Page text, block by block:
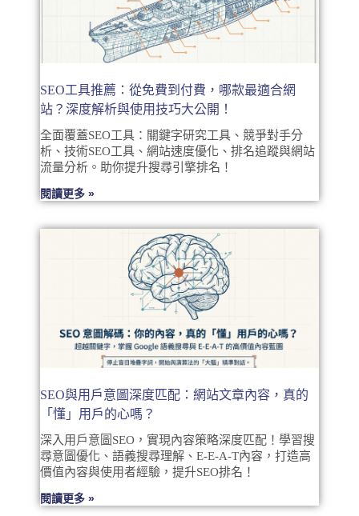
SEO工具推薦：從免費到付費，哪款最適合網
站？深度解析與使用技巧大公開！
全面覆蓋SEO工具：關鍵字研究工具、競爭對手分
析、技術SEO工具、網站速度優化、排名追蹤與網站
流量分析。助你提升搜尋引擎排名！
閱讀更多 »
SEO與用戶意圖深度匹配：網站文章內容，真的
「懂」用戶的心嗎？
深入用戶意圖SEO，實現內容策略深度匹配！學習搜
尋意圖優化、語義搜尋理解、E-E-A-T內容，打造高
價值內容與使用者經驗，提升SEO排名！
閱讀更多 »